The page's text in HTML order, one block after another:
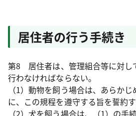
居住者の行う手続き
第8 居住者は、管理組合等に対し
行わなければならない。
（1）動物を飼う場合は、あらか
に、この規程を遵守する旨を誓約す
（2）犬を飼う場合は、（1）の手